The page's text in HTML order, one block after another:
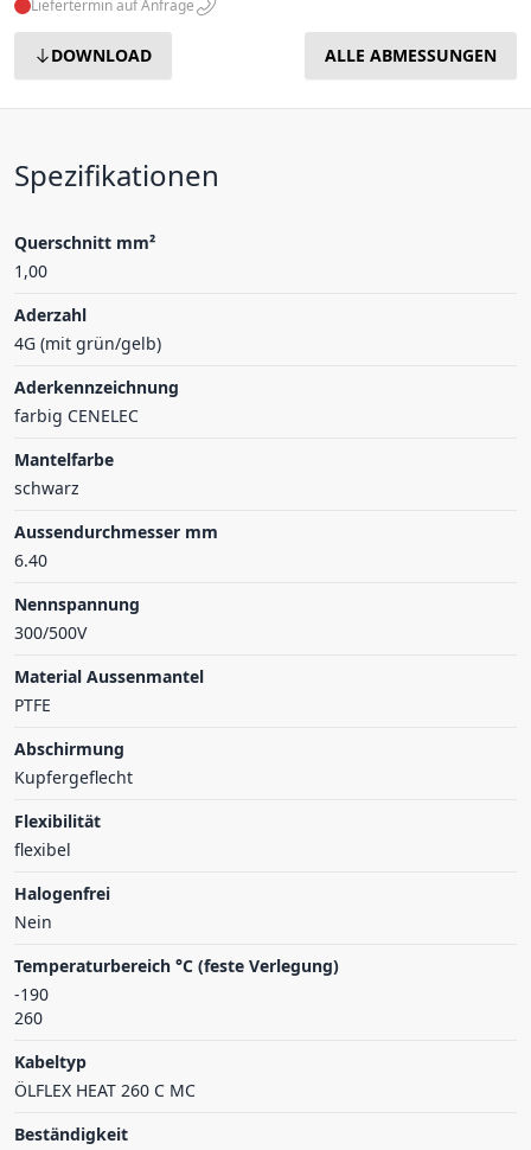
Liefertermin auf Anfrage
DOWNLOAD ALLE ABMESSUNGEN
Spezifikationen
Querschnitt mm²
1,00
Aderzahl
4G (mit grün/gelb)
Aderkennzeichnung
farbig CENELEC
Mantelfarbe
schwarz
Aussendurchmesser mm
6.40
Nennspannung
300/500V
Material Aussenmantel
PTFE
Abschirmung
Kupfergeflecht
Flexibilität
flexibel
Halogenfrei
Nein
Temperaturbereich °C (feste Verlegung)
-190
260
Kabeltyp
ÖLFLEX HEAT 260 C MC
Beständigkeit